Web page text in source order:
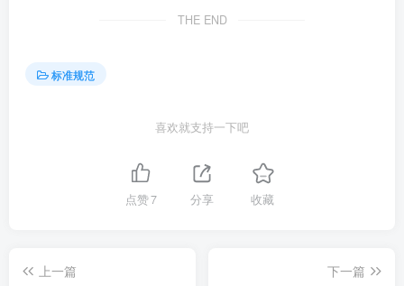
THE END
标准规范
喜欢就支持一下吧
点赞7 分享 收藏
上一篇
下一篇